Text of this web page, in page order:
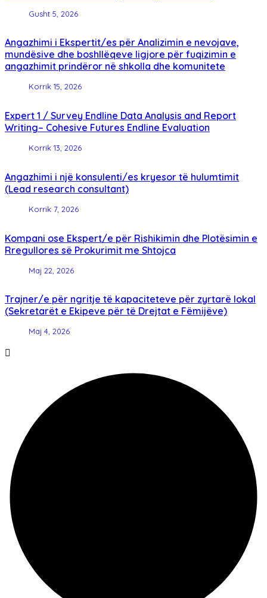
Gusht 5, 2026
Angazhimi i Ekspertit/es për Analizimin e nevojave,
mundësive dhe boshllëqeve ligjore për fuqizimin e
angazhimit prindëror në shkolla dhe komunitete
Korrik 15, 2026
Expert 1 / Survey Endline Data Analysis and Report
Writing– Cohesive Futures Endline Evaluation
Korrik 13, 2026
Angazhimi i një konsulenti/es kryesor të hulumtimit
(Lead research consultant)
Korrik 7, 2026
Kompani ose Ekspert/e për Rishikimin dhe Plotësimin e
Rregullores së Prokurimit me Shtojca
Maj 22, 2026
Trajner/e për ngritje të kapaciteteve për zyrtarë lokal
(Sekretarët e Ekipeve për të Drejtat e Fëmijëve)
Maj 4, 2026